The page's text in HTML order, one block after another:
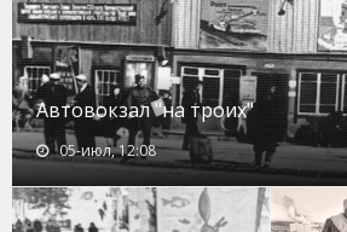
Автовокзал "на троих"
05-июл, 12:08